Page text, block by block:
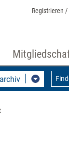
Registrieren